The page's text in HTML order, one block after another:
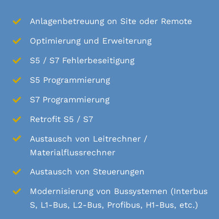
Anlagenbetreuung on Site oder Remote
Optimierung und Erweiterung
S5 / S7 Fehlerbeseitigung
S5 Programmierung
S7 Programmierung
Retrofit S5 / S7
Austausch von Leitrechner /
Materialflussrechner
Austausch von Steuerungen
Modernisierung von Bussystemen (Interbus
S, L1-Bus, L2-Bus, Profibus, H1-Bus, etc.)